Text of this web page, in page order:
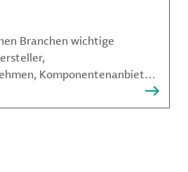
Branchen wichtige
Komponentenanbieter,
sind.